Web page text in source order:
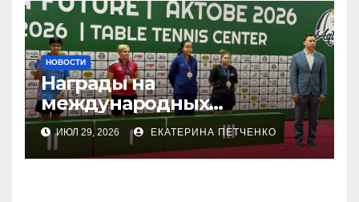
НОВОСТИ
Награды на
международных
соревнованиях
настольного тенниса ПОДА
ИЮЛ 29, 2026 ЕКАТЕРИНА ПЕТЧЕНКО